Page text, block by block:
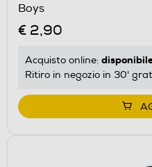
Boys
€ 2,90
Acquisto online:
Ritiro in negozio in 30'